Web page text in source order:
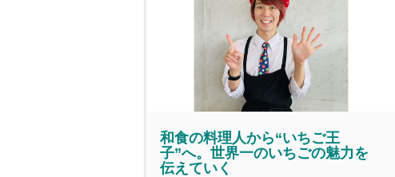
和食の料理人から“いちご王
子”へ。世界一のいちごの魅力を
伝えていく